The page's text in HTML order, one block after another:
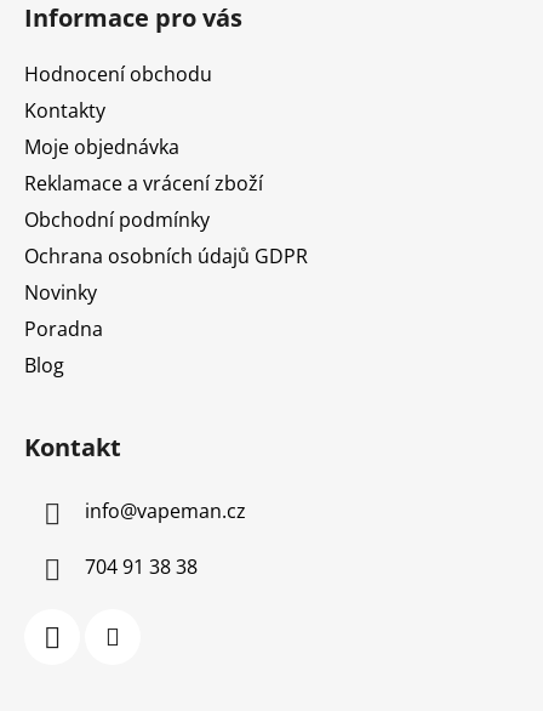
Informace pro vás
Hodnocení obchodu
Kontakty
Moje objednávka
Reklamace a vrácení zboží
Obchodní podmínky
Ochrana osobních údajů GDPR
Novinky
Poradna
Blog
Kontakt
info@vapeman.cz
704 91 38 38